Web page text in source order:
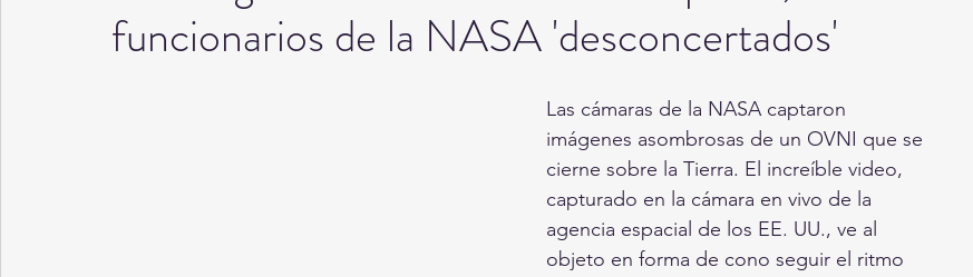
Round Cero Columnistas CDMX Nacionales Internacionales Tecnología
Comics Derechairos Fragmentos de la Historia
Investigaciones Rapidín Político
funcionarios de la NASA 'desconcertados'
Las cámaras de la NASA captaron
imágenes asombrosas de un OVNI que se
cierne sobre la Tierra. El increíble video,
capturado en la cámara en vivo de la
agencia espacial de los EE. UU., ve al
objeto en forma de cono seguir el ritmo